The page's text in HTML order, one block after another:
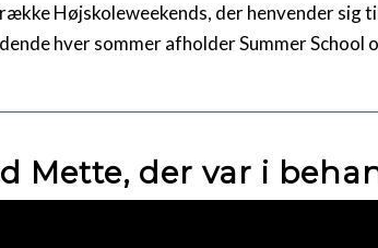
Højskoleweekends, der henvender sig
hver sommer afholder Summer School
Mette, der var i